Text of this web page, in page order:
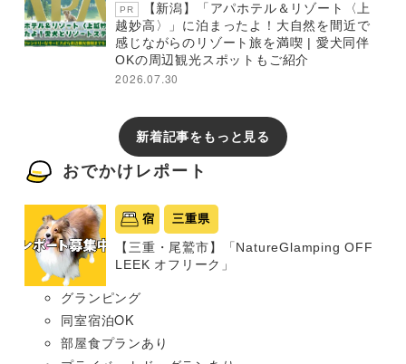
PR
【新潟】「アパホテル＆リゾート〈上
越妙高〉」に泊まったよ！大自然を間近で
感じながらのリゾート旅を満喫 | 愛犬同伴
OKの周辺観光スポットもご紹介
2026.07.30
新着記事をもっと見る
おでかけレポート
宿 三重県
【三重・尾鷲市】「NatureGlamping OFF
LEEK オフリーク」
グランピング
同室宿泊OK
部屋食プランあり